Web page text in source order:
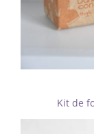
Kit de